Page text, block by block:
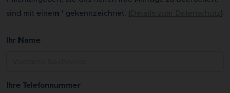
sind mit einem * gekennzeichnet. (
)
Ihr Name
Ihre Telefonnummer